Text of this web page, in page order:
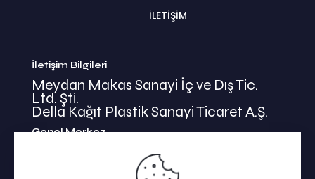
İLETİŞİM
İletişim Bilgileri
Meydan Makas Sanayi İç ve Dış Tic.
Ltd. Şti.
Della Kağıt Plastik Sanayi Ticaret A.Ş.
Genel Merkez
İkitelli Mehmet Akif Mahallesi
Bahariye Cad. Basın Ekspress Yolu No:47/1